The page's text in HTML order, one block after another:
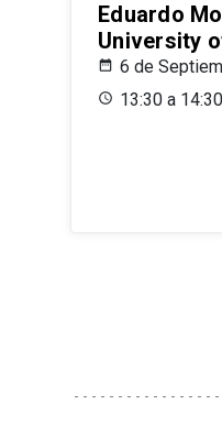
Eduardo
University
6 de
13:30 a 14:30